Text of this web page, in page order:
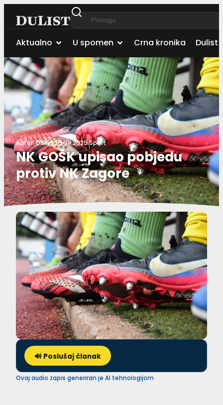
Aktualno U spomen Crna kronika Dulist
Autor:Dulist20.09.2025.Sport
NK GOŠK upisao pobjedu
protiv NK Zagore
🔊 Poslušaj članak
Ovaj audio zapis generiran je AI tehnologijom